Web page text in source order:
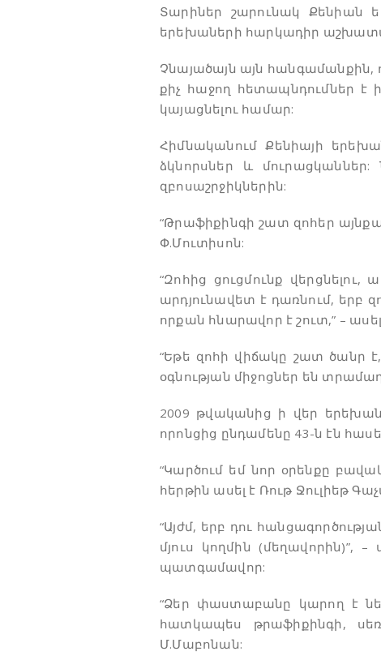
Տարիներ շարունակ
երեխաների հարկադիր
Չնայածայն այն հանգամանքին,
քիչ հաջող հետապնդումներ է
կայացնելու համար:
Հիմնականում Քենիայի
ձկնորսներ և
զբոսաշրջիկներին:
“Թրաֆիքինգի շատ զոհեր
Փ.Մուտիսոն:
“Զոհից ցուցմունք
արդյունավետ է դառնում,
որքան հնարավոր է շուտ,” –
“Եթե զոհի վիճակը շատ ծանր
օգնության միջոցներ են
2009 թվականից ի վեր
որոնցից ընդամենը 43-ն էն
“Կարծում եմ նոր օրենքը
հերթին ասել է Ռութ Ջուլիեթ
“Այժմ, երբ դու
մյուս կողմին
պատգամավոր:
“Ձեր փաստաբանը կարող է
հատկապես թրաֆիքինգի,
Մ.Մաբոնան: